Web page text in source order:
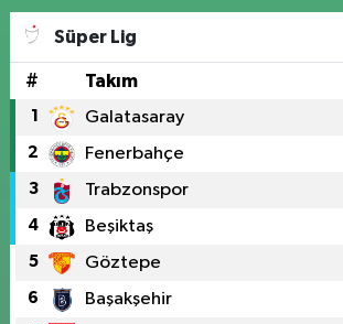
Süper Lig
# Takım
1 Galatasaray
2 Fenerbahçe
3 Trabzonspor
4 Beşiktaş
5 Göztepe
6 Başakşehir